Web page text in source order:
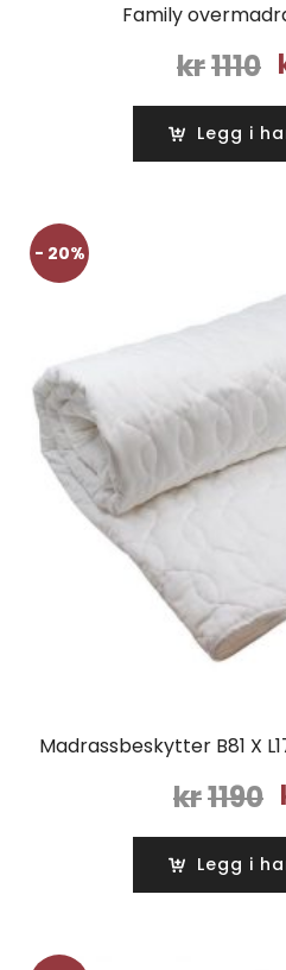
Family
kr1110
Legg i
- 20%
Madrassbeskytter B81 X
kr1190
Legg i